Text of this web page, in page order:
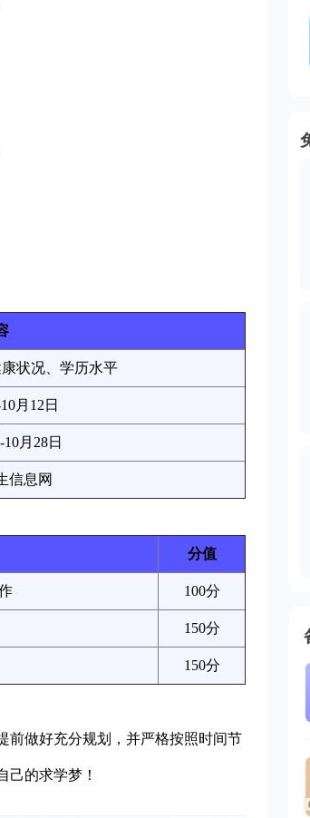
状况、学历水平
月12日
月28日
信息网
分值
100分
150分
150分
前做好充分规划，并严格按照时间节
己的求学梦！